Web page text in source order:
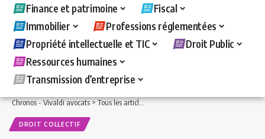
Finance et patrimoine
Fiscal
Immobilier
Professions réglementées
Propriété intellectuelle et TIC
Droit Public
Ressources humaines
Transmission d’entreprise
Chronos - Vivaldi avocats>Tous les articles >Ressources humaines>Droit
DROIT COLLECTIF